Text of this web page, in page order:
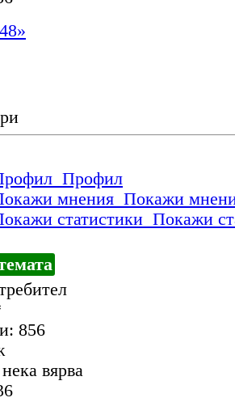
Профил
Покажи
Покажи
856
вярва